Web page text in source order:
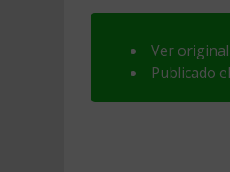
Ver
Publicado el